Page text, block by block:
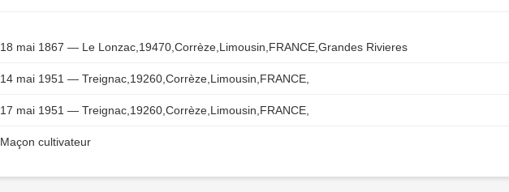
18 mai 1867 — Le Lonzac,19470,Corrèze,Limousin,FRANCE,Grandes Rivieres
14 mai 1951 — Treignac,19260,Corrèze,Limousin,FRANCE,
17 mai 1951 — Treignac,19260,Corrèze,Limousin,FRANCE,
Maçon cultivateur